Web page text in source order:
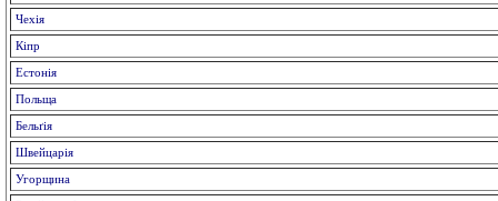
Чехія
Кіпр
Естонія
Польща
Бельґія
Швейцарія
Угорщина